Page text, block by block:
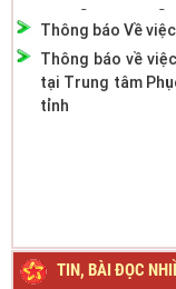
Thông báo Về
Thông báo về
tại Trung tâm
tỉnh
TIN, BÀI ĐỌC